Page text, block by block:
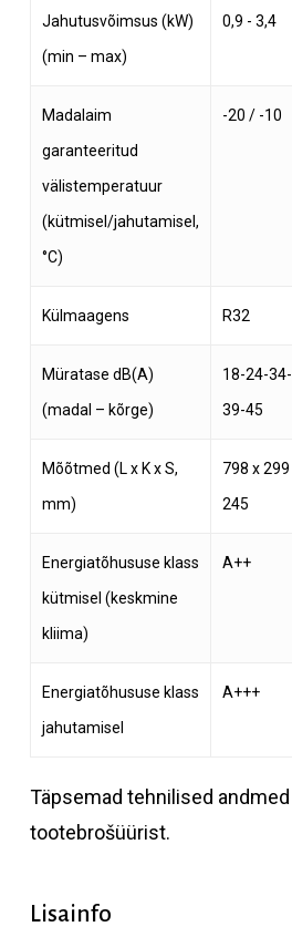
Jahutusvõimsus (kW)
(min – max)
0,9 - 3,4
Madalaim
garanteeritud
välistemperatuur
(kütmisel/jahutamisel,
°C)
-20 / -10
Külmaagens R32
Müratase dB(A)
(madal – kõrge)
18-24-34-
39-45
Mõõtmed (L x K x S,
mm)
798 x 299
245
Energiatõhususe klass
kütmisel (keskmine
kliima)
A++
Energiatõhususe klass
jahutamisel
A+++
Täpsemad tehnilised
tootebrošüürist.
Lisainfo